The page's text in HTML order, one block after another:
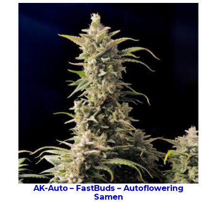
AK-Auto – FastBuds – Autoflowering
Samen